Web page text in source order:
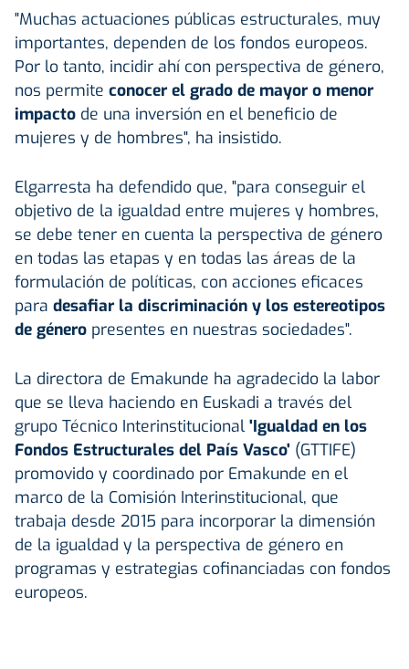
"Muchas actuaciones públicas estructurales, muy
importantes, dependen de los fondos europeos.
Por lo tanto, incidir ahí con perspectiva de género,
nos permite conocer el grado de mayor o menor
impacto de una inversión en el beneficio de
mujeres y de hombres", ha insistido.
Elgarresta ha defendido que, "para conseguir el
objetivo de la igualdad entre mujeres y hombres,
se debe tener en cuenta la perspectiva de género
en todas las etapas y en todas las áreas de la
formulación de políticas, con acciones eficaces
para desafiar la discriminación y los estereotipos
de género presentes en nuestras sociedades".
La directora de Emakunde ha agradecido la labor
que se lleva haciendo en Euskadi a través del
grupo Técnico Interinstitucional 'Igualdad en los
Fondos Estructurales del País Vasco' (GTTIFE)
promovido y coordinado por Emakunde en el
marco de la Comisión Interinstitucional, que
trabaja desde 2015 para incorporar la dimensión
de la igualdad y la perspectiva de género en
programas y estrategias cofinanciadas con fondos
europeos.